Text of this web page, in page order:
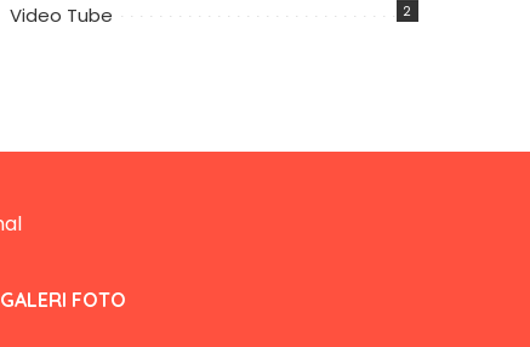
Video Tube 2
GALERI FOTO